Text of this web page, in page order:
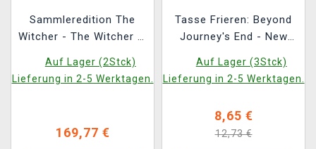
Sammleredition The
Witcher - The Witcher 3:
Monster Slayer Kit
Auf Lager (2Stck)
Lieferung in 2-5 Werktagen.
169,77 €
Tasse Frieren: Beyond
Journey's End - New
Auf Lager (3Stck)
Lieferung in 2-5 Werktagen.
8,65 €
12,73 €